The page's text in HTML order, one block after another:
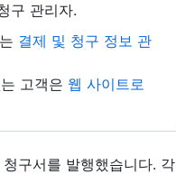
구 관리자.
결제 및 청구 정보 관
고객은 웹 사이트로
구서를 발행했습니다. 각